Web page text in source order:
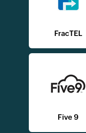
FracTEL
Five 9